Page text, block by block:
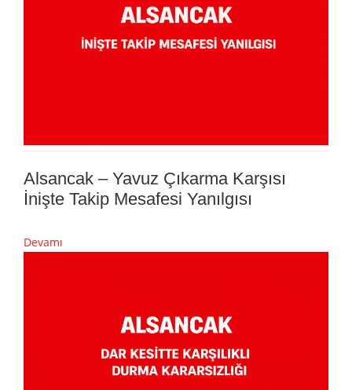
Alsancak – Yavuz Çıkarma Karşısı
İnişte Takip Mesafesi Yanılgısı
Devamı